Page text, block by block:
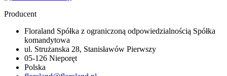
Producent
Floraland Spółka z ograniczoną odpowiedzialnością Spółka
komandytowa
ul. Strużanska 28, Stanisławów Pierwszy
05-126 Nieporęt
Polska